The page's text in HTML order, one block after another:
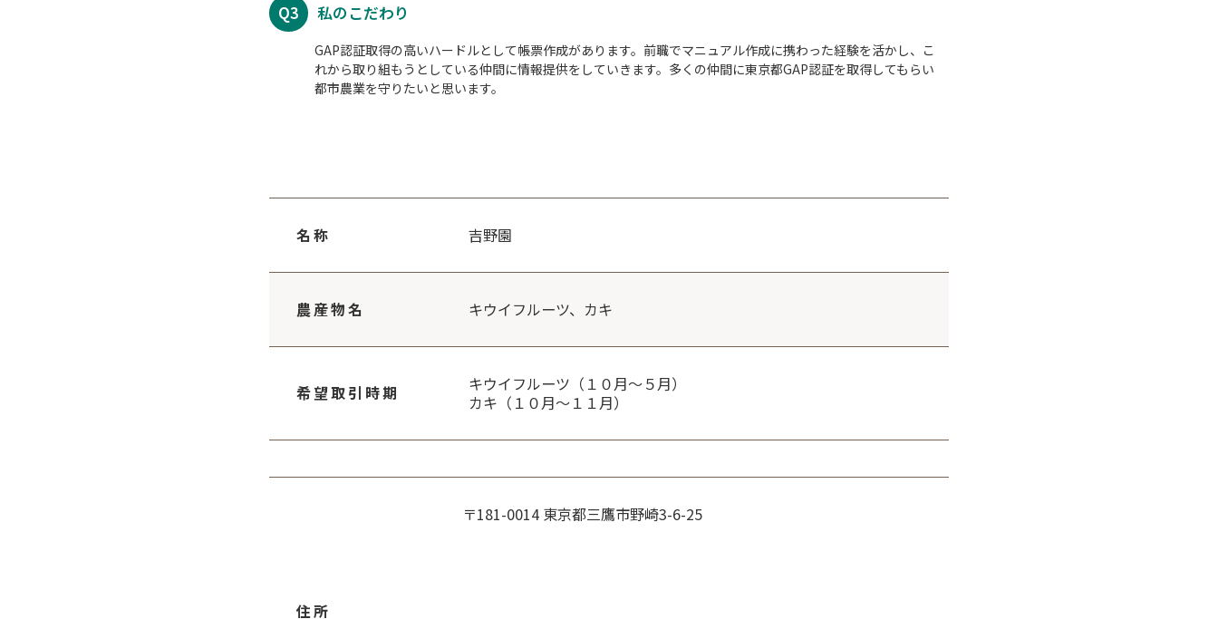
Q3 私のこだわり
GAP認証取得の高いハードルとして帳票作成があります。前職でマニュアル作成に携わった経験を活かし、こ
れから取り組もうとしている仲間に情報提供をしていきます。多くの仲間に東京都GAP認証を取得してもらい
都市農業を守りたいと思います。
名称 吉野園
農産物名 キウイフルーツ、カキ
希望取引時期
キウイフルーツ（１０月～５月）
カキ（１０月～１１月）
住所
〒181-0014 東京都三鷹市野崎3-6-25